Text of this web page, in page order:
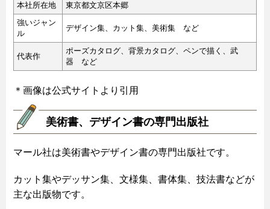
本社所在地
東京都文京区本郷
強いジャン
ル
デザイン集、カット集、美術集 など
代表作
ポーズカタログ、背景カタログ、ペンで描く、武
器 など
＊画像は公式サイトより引用
美術書、デザイン書の専門出版社
マール社は美術書やデザイン書の専門出版社です。
カット集やデッサン集、文様集、書体集、技法書などが
主な出版物です。